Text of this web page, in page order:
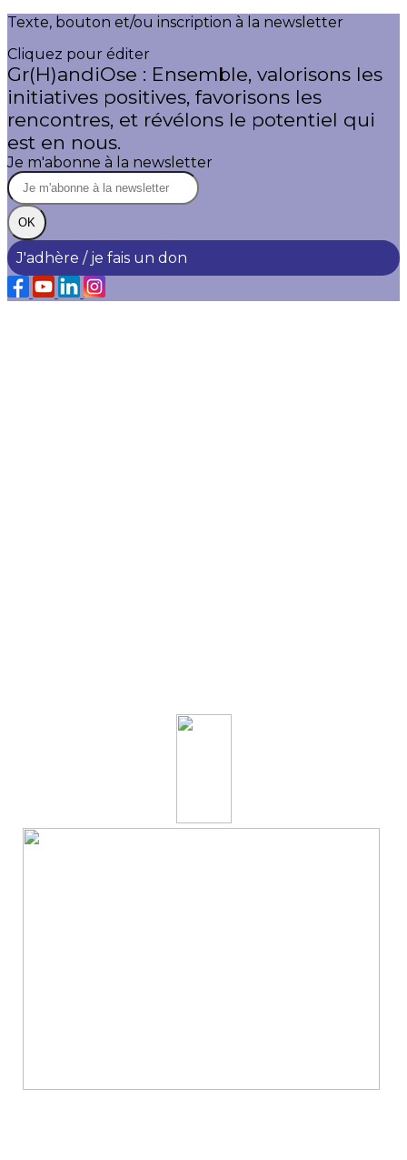
Texte, bouton et/ou inscription à la newsletter
Cliquez pour éditer
Gr(H)andiOse : Ensemble, valorisons les
initiatives positives, favorisons les
rencontres, et révélons le potentiel qui
est en nous.
Je m'abonne à la newsletter
OK
J'adhère / je fais un don